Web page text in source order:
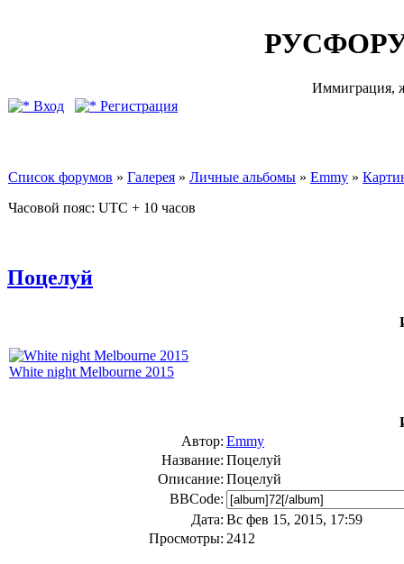
Иммиграция,
Вход
Регистрация
Список форумов » Галерея » Личные альбомы » Emmy »
Часовой пояс: UTC + 10 часов
Поцелуй
White night Melbourne 2015
Автор: Emmy
Название: Поцелуй
Описание: Поцелуй
BBCode:
Дата: Вс фев 15, 2015, 17:59
Просмотры: 2412